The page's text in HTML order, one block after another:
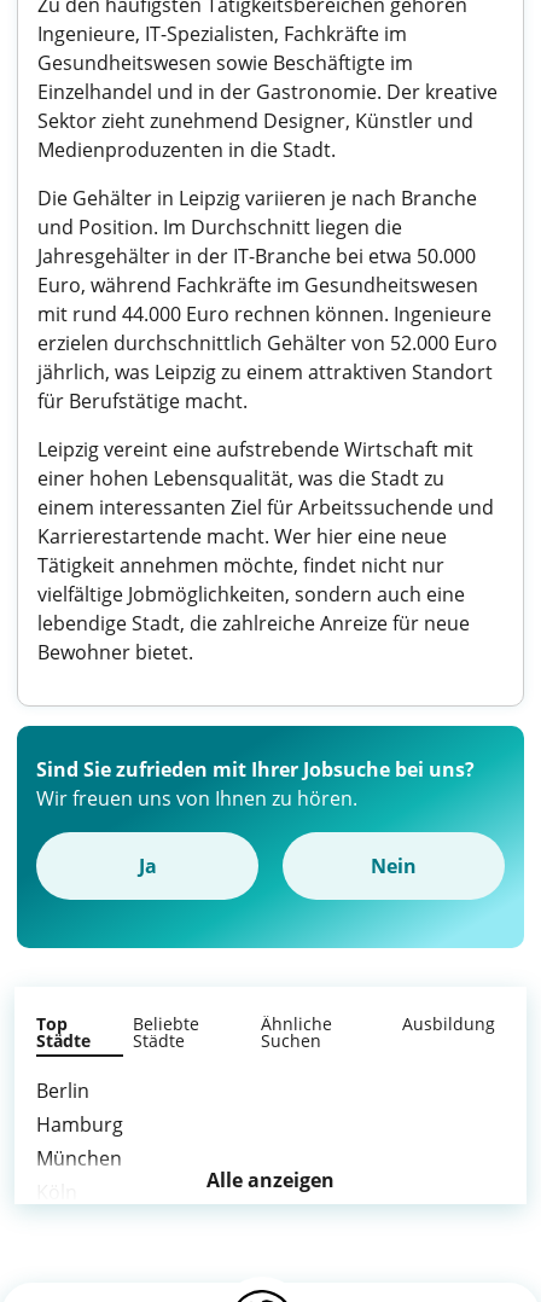
Ingenieure, IT-Spezialisten, Fachkräfte im
Gesundheitswesen sowie Beschäftigte im
Einzelhandel und in der Gastronomie. Der kreative
Sektor zieht zunehmend Designer, Künstler und
Medienproduzenten in die Stadt.
Die Gehälter in Leipzig variieren je nach Branche
und Position. Im Durchschnitt liegen die
Jahresgehälter in der IT-Branche bei etwa 50.000
Euro, während Fachkräfte im Gesundheitswesen
mit rund 44.000 Euro rechnen können. Ingenieure
erzielen durchschnittlich Gehälter von 52.000 Euro
jährlich, was Leipzig zu einem attraktiven Standort
für Berufstätige macht.
Leipzig vereint eine aufstrebende Wirtschaft mit
einer hohen Lebensqualität, was die Stadt zu
einem interessanten Ziel für Arbeitssuchende und
Karrierestartende macht. Wer hier eine neue
Tätigkeit annehmen möchte, findet nicht nur
vielfältige Jobmöglichkeiten, sondern auch eine
lebendige Stadt, die zahlreiche Anreize für neue
Bewohner bietet.
Sind Sie zufrieden mit Ihrer Jobsuche bei uns?
Wir freuen uns von Ihnen zu hören.
Ja Nein
Top
Städte
Beliebte
Städte
Ähnliche
Suchen
Ausbildung
Berlin
Hamburg
München
Alle anzeigen